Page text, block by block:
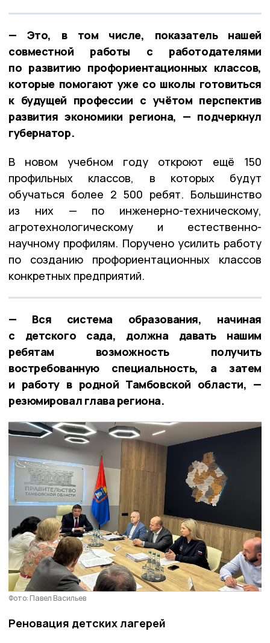
— Это, в том числе, показатель нашей
совместной работы с работодателями
по развитию профориентационных классов,
которые помогают уже со школы готовиться
к будущей профессии с учётом перспектив
развития экономики региона, — подчеркнул
губернатор.
В новом учебном году откроют ещё 150
профильных классов, в которых будут
обучаться более 2 500 ребят. Большинство
из них — по инженерно-техническому,
агротехнологическому и естественно-
научному профилям. Поручено усилить работу
по созданию профориентационных классов
конкретных предприятий.
— Вся система образования, начиная
с детского сада, должна давать нашим
ребятам возможность получить
востребованную специальность, а затем
и работу в родной Тамбовской области, —
резюмировал глава региона.
Фото: Павел Васильев
Реновация детских лагерей